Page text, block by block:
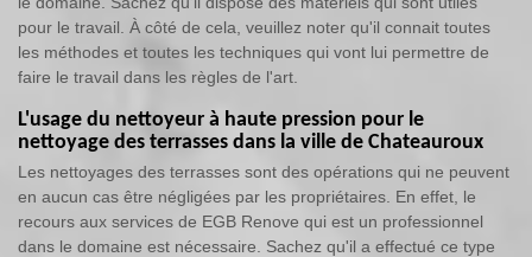
pour le travail. À côté de cela, veuillez noter qu'il connait toutes
les méthodes et toutes les techniques qui vont lui permettre de
faire le travail dans les règles de l'art.
L'usage du nettoyeur à haute pression pour le
nettoyage des terrasses dans la ville de Chateauroux
Les nettoyages des terrasses sont des opérations qui ne peuvent
en aucun cas être négligées par les propriétaires. En effet, le
recours aux services de EGB Renove qui est un professionnel
dans le domaine est nécessaire. Sachez qu'il a effectué ce type